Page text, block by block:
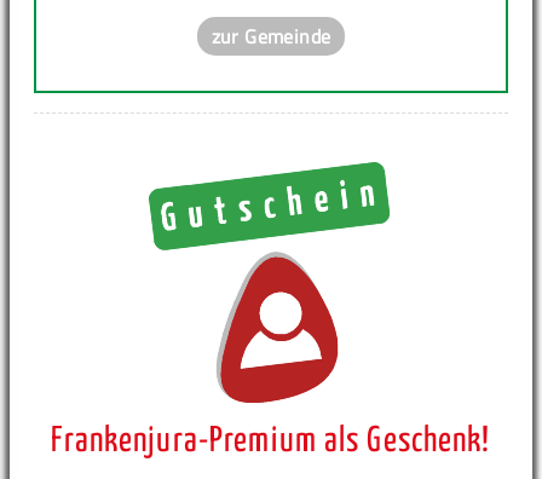
zur Gemeinde
Frankenjura-Premium als Geschenk!